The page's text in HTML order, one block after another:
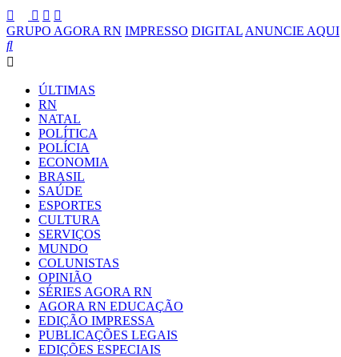
GRUPO AGORA RN IMPRESSO DIGITAL ANUNCIE AQUI
ÚLTIMAS
RN
NATAL
POLÍTICA
POLÍCIA
ECONOMIA
BRASIL
SAÚDE
ESPORTES
CULTURA
SERVIÇOS
MUNDO
COLUNISTAS
OPINIÃO
SÉRIES AGORA RN
AGORA RN EDUCAÇÃO
EDIÇÃO IMPRESSA
PUBLICAÇÕES LEGAIS
EDIÇÕES ESPECIAIS